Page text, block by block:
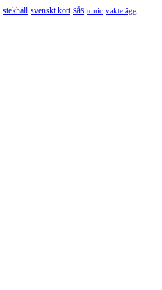
stekhäll svenskt kött sås tonic vaktelägg